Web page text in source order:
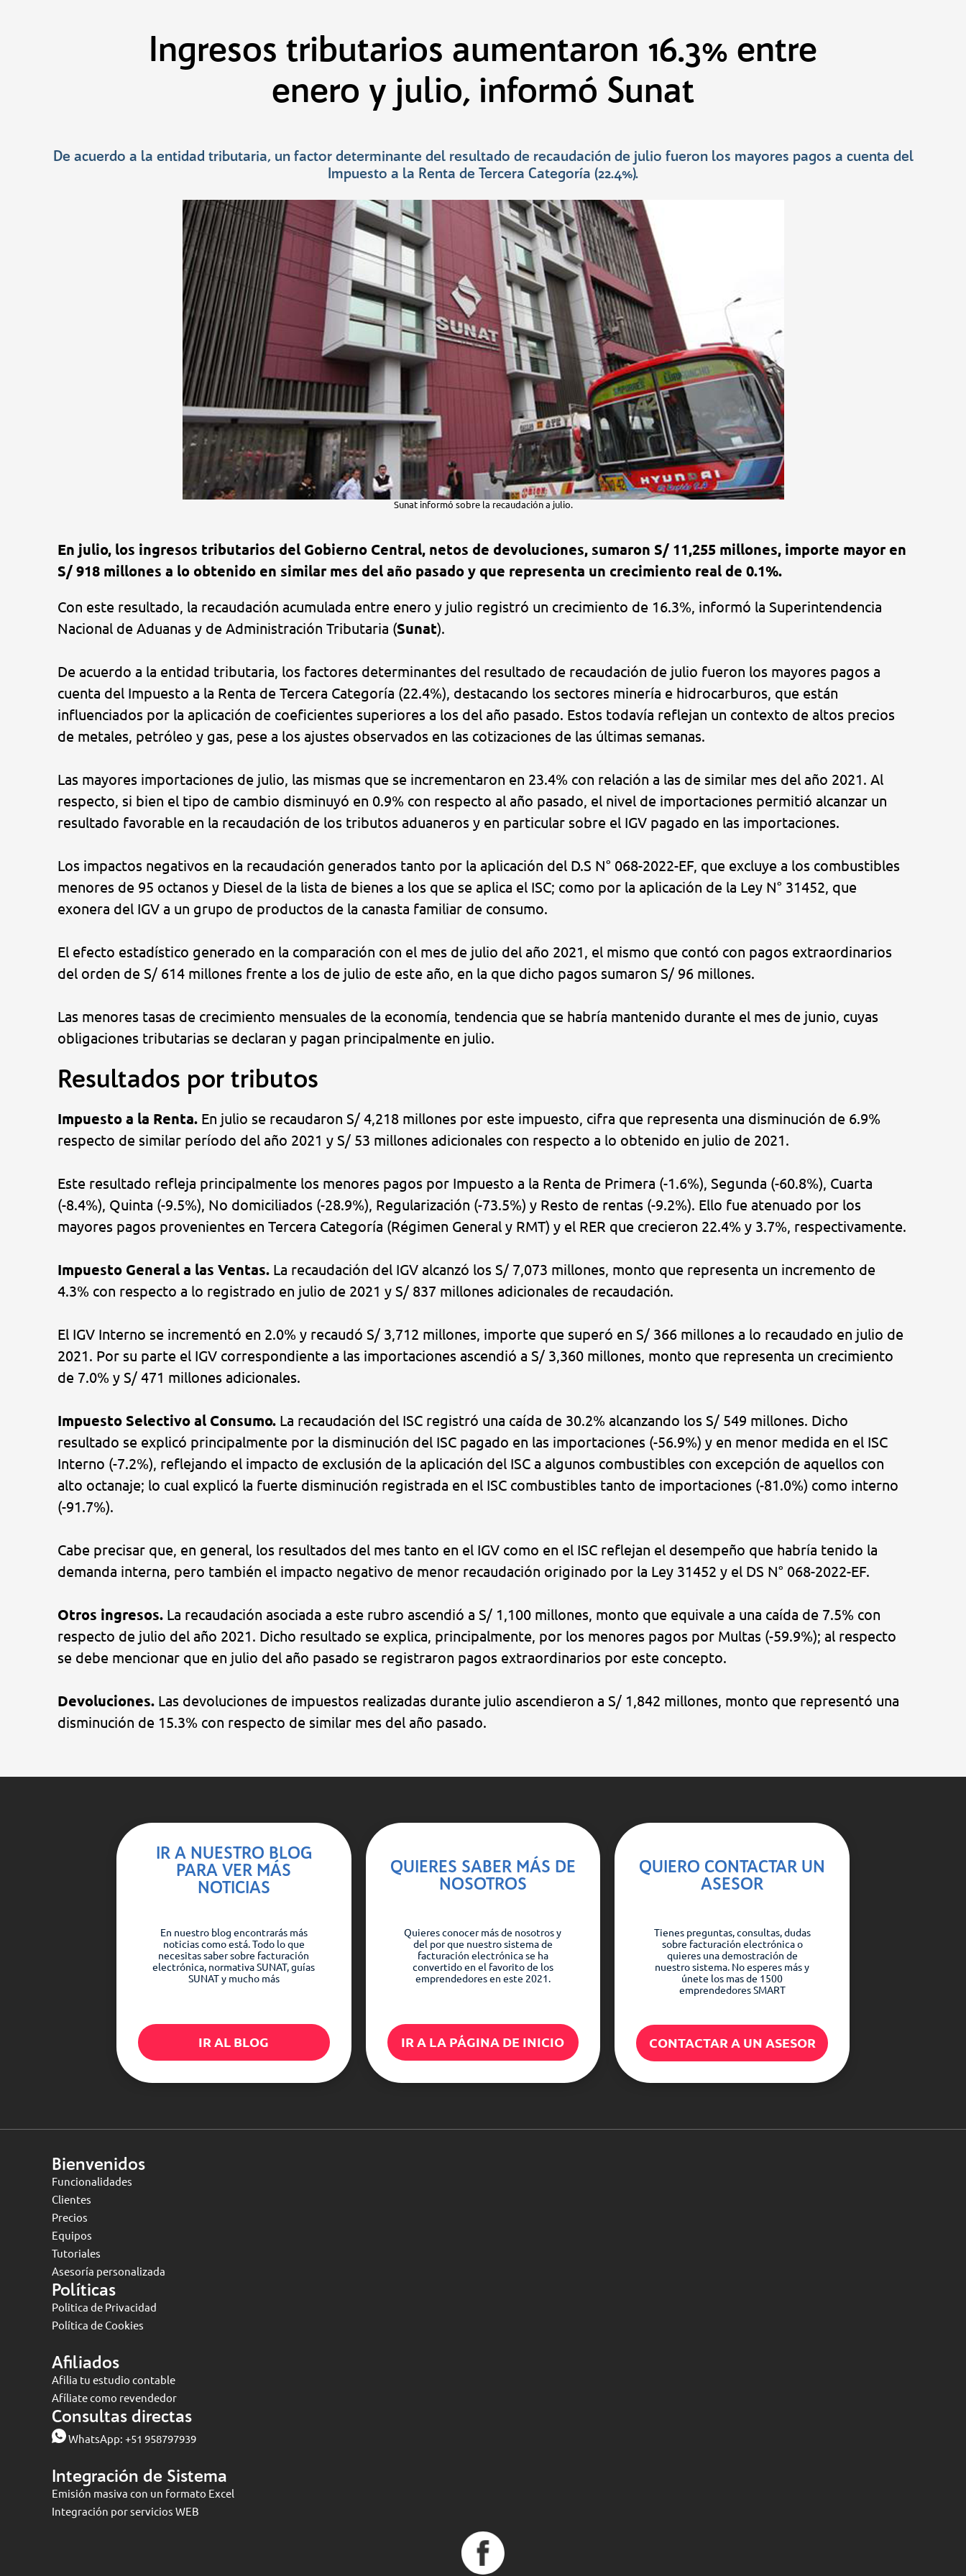
Ingresos tributarios aumentaron 16.3% entre
enero y julio, informó Sunat
De acuerdo a la entidad tributaria, un factor determinante del resultado de recaudación de julio fueron los mayores pagos a cuenta del
Impuesto a la Renta de Tercera Categoría (22.4%).
Sunat informó sobre la recaudación a julio.
En julio, los ingresos tributarios del Gobierno Central, netos de devoluciones, sumaron S/ 11,255 millones, importe mayor en
S/ 918 millones a lo obtenido en similar mes del año pasado y que representa un crecimiento real de 0.1%.
Con este resultado, la recaudación acumulada entre enero y julio registró un crecimiento de 16.3%, informó la Superintendencia
Nacional de Aduanas y de Administración Tributaria (Sunat).
De acuerdo a la entidad tributaria, los factores determinantes del resultado de recaudación de julio fueron los mayores pagos a
cuenta del Impuesto a la Renta de Tercera Categoría (22.4%), destacando los sectores minería e hidrocarburos, que están
influenciados por la aplicación de coeficientes superiores a los del año pasado. Estos todavía reflejan un contexto de altos precios
de metales, petróleo y gas, pese a los ajustes observados en las cotizaciones de las últimas semanas.
Las mayores importaciones de julio, las mismas que se incrementaron en 23.4% con relación a las de similar mes del año 2021. Al
respecto, si bien el tipo de cambio disminuyó en 0.9% con respecto al año pasado, el nivel de importaciones permitió alcanzar un
resultado favorable en la recaudación de los tributos aduaneros y en particular sobre el IGV pagado en las importaciones.
Los impactos negativos en la recaudación generados tanto por la aplicación del D.S N° 068-2022-EF, que excluye a los combustibles
menores de 95 octanos y Diesel de la lista de bienes a los que se aplica el ISC; como por la aplicación de la Ley N° 31452, que
exonera del IGV a un grupo de productos de la canasta familiar de consumo.
El efecto estadístico generado en la comparación con el mes de julio del año 2021, el mismo que contó con pagos extraordinarios
del orden de S/ 614 millones frente a los de julio de este año, en la que dicho pagos sumaron S/ 96 millones.
Las menores tasas de crecimiento mensuales de la economía, tendencia que se habría mantenido durante el mes de junio, cuyas
obligaciones tributarias se declaran y pagan principalmente en julio.
Resultados por tributos
Impuesto a la Renta. En julio se recaudaron S/ 4,218 millones por este impuesto, cifra que representa una disminución de 6.9%
respecto de similar período del año 2021 y S/ 53 millones adicionales con respecto a lo obtenido en julio de 2021.
Este resultado refleja principalmente los menores pagos por Impuesto a la Renta de Primera (-1.6%), Segunda (-60.8%), Cuarta
(-8.4%), Quinta (-9.5%), No domiciliados (-28.9%), Regularización (-73.5%) y Resto de rentas (-9.2%). Ello fue atenuado por los
mayores pagos provenientes en Tercera Categoría (Régimen General y RMT) y el RER que crecieron 22.4% y 3.7%, respectivamente.
Impuesto General a las Ventas. La recaudación del IGV alcanzó los S/ 7,073 millones, monto que representa un incremento de
4.3% con respecto a lo registrado en julio de 2021 y S/ 837 millones adicionales de recaudación.
El IGV Interno se incrementó en 2.0% y recaudó S/ 3,712 millones, importe que superó en S/ 366 millones a lo recaudado en julio de
2021. Por su parte el IGV correspondiente a las importaciones ascendió a S/ 3,360 millones, monto que representa un crecimiento
de 7.0% y S/ 471 millones adicionales.
Impuesto Selectivo al Consumo. La recaudación del ISC registró una caída de 30.2% alcanzando los S/ 549 millones. Dicho
resultado se explicó principalmente por la disminución del ISC pagado en las importaciones (-56.9%) y en menor medida en el ISC
Interno (-7.2%), reflejando el impacto de exclusión de la aplicación del ISC a algunos combustibles con excepción de aquellos con
alto octanaje; lo cual explicó la fuerte disminución registrada en el ISC combustibles tanto de importaciones (-81.0%) como interno
(-91.7%).
Cabe precisar que, en general, los resultados del mes tanto en el IGV como en el ISC reflejan el desempeño que habría tenido la
demanda interna, pero también el impacto negativo de menor recaudación originado por la Ley 31452 y el DS N° 068-2022-EF.
Otros ingresos. La recaudación asociada a este rubro ascendió a S/ 1,100 millones, monto que equivale a una caída de 7.5% con
respecto de julio del año 2021. Dicho resultado se explica, principalmente, por los menores pagos por Multas (-59.9%); al respecto
se debe mencionar que en julio del año pasado se registraron pagos extraordinarios por este concepto.
Devoluciones. Las devoluciones de impuestos realizadas durante julio ascendieron a S/ 1,842 millones, monto que representó una
disminución de 15.3% con respecto de similar mes del año pasado.
IR A NUESTRO BLOG
PARA VER MÁS
NOTICIAS
En nuestro blog encontrarás más
noticias como está. Todo lo que
necesitas saber sobre facturación
electrónica, normativa SUNAT, guías
SUNAT y mucho más
IR AL BLOG
QUIERES SABER MÁS DE
NOSOTROS
Quieres conocer más de nosotros y
del por que nuestro sistema de
facturación electrónica se ha
convertido en el favorito de los
emprendedores en este 2021.
IR A LA PÁGINA DE INICIO
QUIERO CONTACTAR UN
ASESOR
Tienes preguntas, consultas, dudas
sobre facturación electrónica o
quieres una demostración de
nuestro sistema. No esperes más y
únete los mas de 1500
emprendedores SMART
CONTACTAR A UN ASESOR
Bienvenidos
Funcionalidades
Clientes
Precios
Equipos
Tutoriales
Asesoría personalizada
Políticas
Politica de Privacidad
Política de Cookies
Afiliados
Afilia tu estudio contable
Afíliate como revendedor
Consultas directas
WhatsApp: +51 958797939
Integración de Sistema
Emisión masiva con un formato Excel
Integración por servicios WEB